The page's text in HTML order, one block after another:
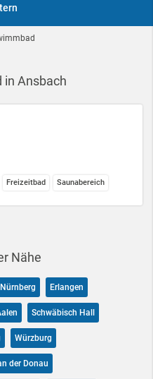
in Ansbach
Freizeitbad Saunabereich
Nähe
Nürnberg Erlangen
Schwäbisch Hall
Würzburg
der Donau